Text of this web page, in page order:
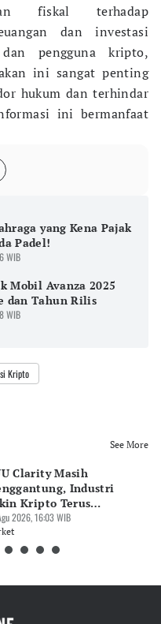
fiskal terhadap
dan investasi
pengguna kripto,
ini sangat penting
hukum dan terhindar
ini bermanfaat
yang Kena Pajak
Padel!
WIB
Mobil Avanza 2025
dan Tahun Rilis
WIB
Kripto
See More
Clarity Masih
Industri
Kripto Terus
2026, 16:03 WIB